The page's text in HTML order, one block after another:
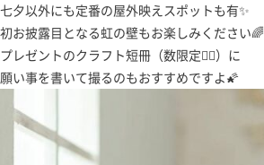
七夕以外にも定番の屋外映えスポットも有✨
初お披露目となる虹の壁もお楽しみください🌈
プレゼントのクラフト短冊（数限定🙇‍♀）に
願い事を書いて撮るのもおすすめですよ🌠